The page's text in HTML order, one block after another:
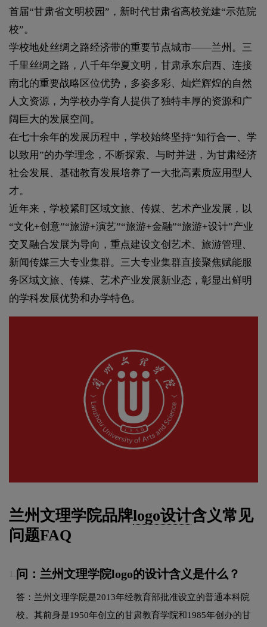
首届“甘肃省文明校园”，新时代甘肃省高校党建“示范院
校”。
学校地处丝绸之路经济带的重要节点城市——兰州。三
千里丝绸之路，八千年华夏文明，甘肃承东启西、连接
南北的重要战略区位优势，多姿多彩、灿烂辉煌的自然
人文资源，为学校办学育人提供了独特丰厚的资源和广
阔巨大的发展空间。
在七十余年的发展历程中，学校始终坚持“知行合一、学
以致用”的办学理念，不断探索、与时并进，为甘肃经济
社会发展、基础教育发展培养了一大批高素质应用型人
才。
近年来，学校紧盯区域文旅、传媒、艺术产业发展，以
“文化+创意”“旅游+演艺”“旅游+金融”“旅游+设计”产业
交叉融合发展为导向，重点建设文创艺术、旅游管理、
新闻传媒三大专业集群。三大专业集群直接聚焦赋能服
务区域文旅、传媒、艺术产业发展新业态，彰显出鲜明
的学科发展优势和办学特色。
兰州文理学院品牌logo设计含义常见
问题FAQ
问：兰州文理学院logo的设计含义是什么？
答：兰州文理学院是2013年经教育部批准设立的普通本科院
校。其前身是1950年创立的甘肃教育学院和1985年创办的甘